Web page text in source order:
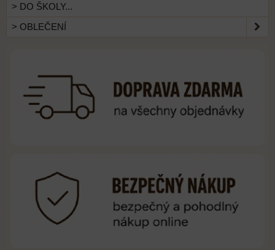
> DO ŠKOLY...
> OBLEČENÍ